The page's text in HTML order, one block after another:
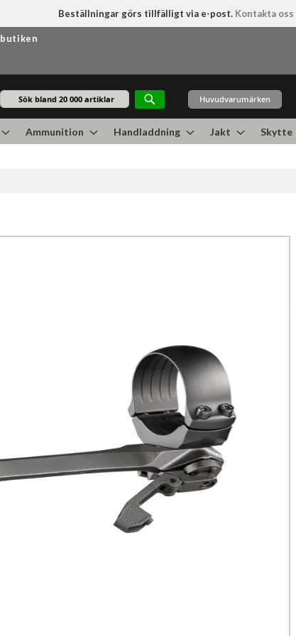
Beställningar görs tillfälligt via e-post. Kontakta
butiken
Sök
Huvudvarumärken
Ammunition Handladdning Jakt Skytte